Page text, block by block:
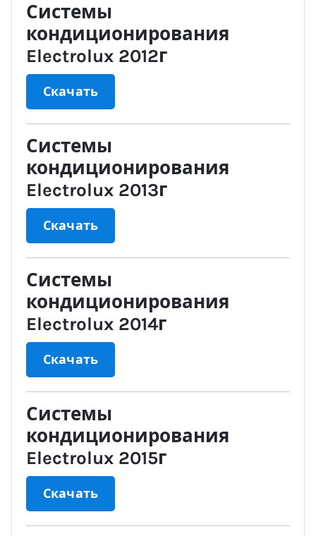
Системы
кондиционирования
Electrolux 2012г
Скачать
Системы
кондиционирования
Electrolux 2013г
Скачать
Системы
кондиционирования
Electrolux 2014г
Скачать
Системы
кондиционирования
Electrolux 2015г
Скачать